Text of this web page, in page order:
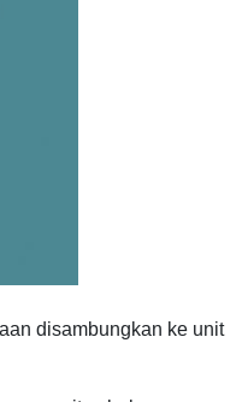
disambungkan ke unit